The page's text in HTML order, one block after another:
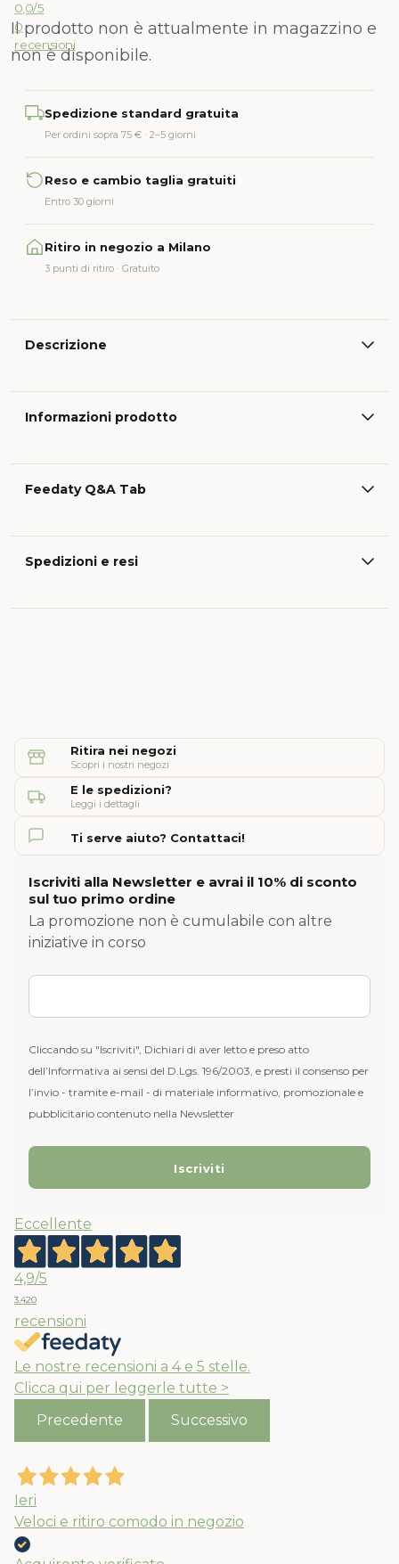
0,0/5
0
recensioni
Il prodotto non è attualmente in magazzino e
non è disponibile.
Spedizione standard gratuita
Per ordini sopra 75 € · 2–5 giorni
Reso e cambio taglia gratuiti
Entro 30 giorni
Ritiro in negozio a Milano
3 punti di ritiro · Gratuito
Descrizione
Informazioni prodotto
Feedaty Q&A Tab
Spedizioni e resi
Ritira nei negozi
Scopri i nostri negozi
E le spedizioni?
Leggi i dettagli
Ti serve aiuto? Contattaci!
Iscriviti alla Newsletter e avrai il 10% di sconto
sul tuo primo ordine
La promozione non è cumulabile con altre
iniziative in corso
Cliccando su "Iscriviti", Dichiari di aver letto e preso atto
dell’Informativa ai sensi del D.Lgs. 196/2003, e presti il consenso per
l’invio - tramite e-mail - di materiale informativo, promozionale e
pubblicitario contenuto nella Newsletter
Eccellente
4,9/5
3.420
recensioni
Le nostre recensioni a 4 e 5 stelle.
Clicca qui per leggerle tutte >
Precedente
Successivo
Ieri
Veloci e ritiro comodo in negozio